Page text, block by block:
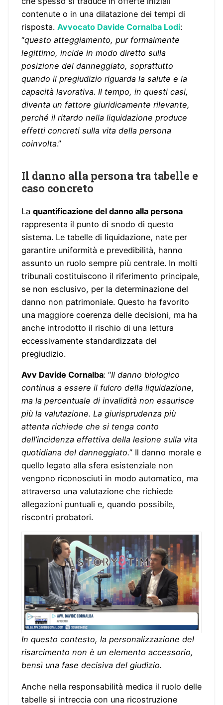
contenute o in una dilatazione dei tempi di
risposta. Avvocato Davide Cornalba Lodi:
“questo atteggiamento, pur formalmente
legittimo, incide in modo diretto sulla
posizione del danneggiato, soprattutto
quando il pregiudizio riguarda la salute e la
capacità lavorativa. Il tempo, in questi casi,
diventa un fattore giuridicamente rilevante,
perché il ritardo nella liquidazione produce
effetti concreti sulla vita della persona
coinvolta.”
Il danno alla persona tra tabelle e
caso concreto
La quantificazione del danno alla persona
rappresenta il punto di snodo di questo
sistema. Le tabelle di liquidazione, nate per
garantire uniformità e prevedibilità, hanno
assunto un ruolo sempre più centrale. In molti
tribunali costituiscono il riferimento principale,
se non esclusivo, per la determinazione del
danno non patrimoniale. Questo ha favorito
una maggiore coerenza delle decisioni, ma ha
anche introdotto il rischio di una lettura
eccessivamente standardizzata del
pregiudizio.
Avv Davide Cornalba: “Il danno biologico
continua a essere il fulcro della liquidazione,
ma la percentuale di invalidità non esaurisce
più la valutazione. La giurisprudenza più
attenta richiede che si tenga conto
dell’incidenza effettiva della lesione sulla vita
quotidiana del danneggiato.” Il danno morale e
quello legato alla sfera esistenziale non
vengono riconosciuti in modo automatico, ma
attraverso una valutazione che richiede
allegazioni puntuali e, quando possibile,
riscontri probatori.
In questo contesto, la personalizzazione del
risarcimento non è un elemento accessorio,
bensì una fase decisiva del giudizio.
Anche nella responsabilità medica il ruolo delle
tabelle si intreccia con una ricostruzione